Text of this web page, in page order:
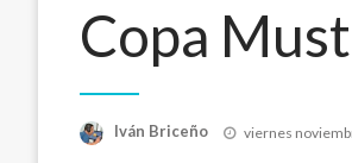
Copa
Iván Briceño
Publicado
viernes